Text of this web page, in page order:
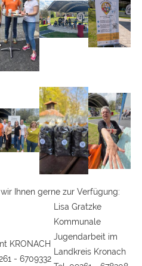
Ihnen gerne zur Verfügung:
KRONACH
- 6709332
Lisa Gratzke
Kommunale
Jugendarbeit im
Landkreis Kronach